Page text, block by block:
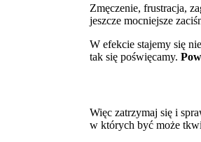
Zmęczenie, frustracja,
jeszcze mocniejsze
W efekcie stajemy się
tak się poświęcamy.
Więc zatrzymaj się i
w których być może